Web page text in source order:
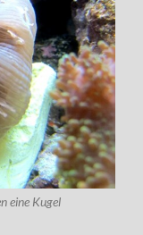
eine Kugel